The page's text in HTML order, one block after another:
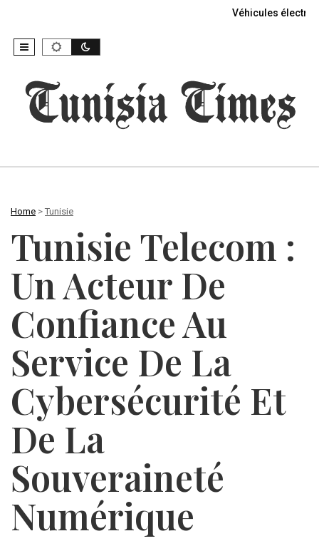
Véhicules
Home > Tunisie
Tunisie Telecom :
Un Acteur De
Confiance Au
Service De La
Cybersécurité Et
De La
Souveraineté
Numérique